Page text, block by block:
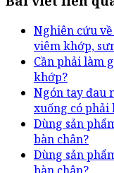
Nghiên cứu
viêm khớp,
Cần phải làm
khớp?
Ngón tay đau
xuống có
Dùng sản
bàn chân?
Dùng sản